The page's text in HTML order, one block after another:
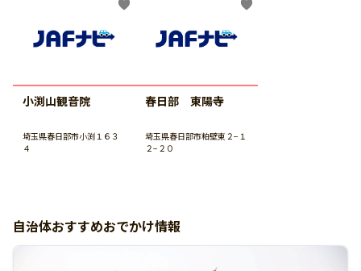
小渕山観音院
埼玉県春日部市小渕１６３
４
春日部 東陽寺
埼玉県春日部市粕壁東２−１
２−２０
自治体おすすめおでかけ情報